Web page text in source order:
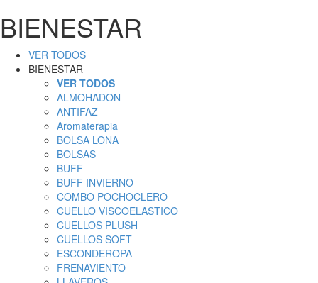
BIENESTAR
VER TODOS
BIENESTAR
VER TODOS
ALMOHADON
ANTIFAZ
Aromaterapia
BOLSA LONA
BOLSAS
BUFF
BUFF INVIERNO
COMBO POCHOCLERO
CUELLO VISCOELASTICO
CUELLOS PLUSH
CUELLOS SOFT
ESCONDEROPA
FRENAVIENTO